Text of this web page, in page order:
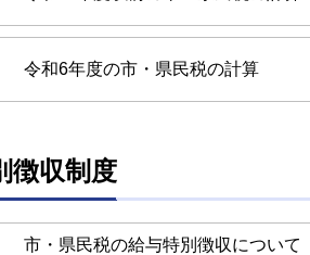
令和6年度の市・県民税の計算
徴収制度
市・県民税の給与特別徴収について